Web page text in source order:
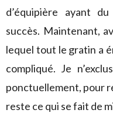
d’équipière ayant
succès. Maintenant,
lequel tout le gratin a
compliqué. Je
ponctuellement, pour
reste ce qui se fait de